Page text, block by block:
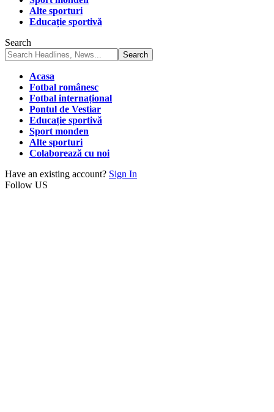
Alte sporturi
Educație sportivă
Search
Acasa
Fotbal românesc
Fotbal internațional
Pontul de Vestiar
Educație sportivă
Sport monden
Alte sporturi
Colaborează cu noi
Have an existing account? Sign In
Follow US